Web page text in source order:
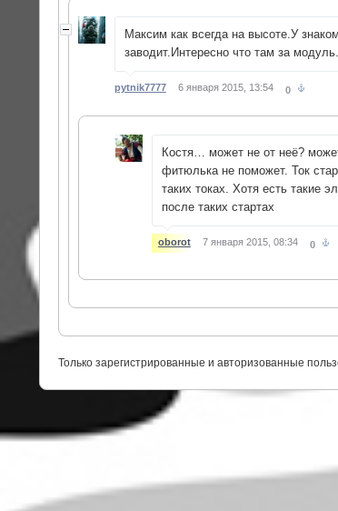
Максим как всегда на высоте.У
заводит.Интересно что там за модуль.
pytnik7777 6 января 2015, 13:54 0
Костя… может не от неё?
фитюлька не поможет. Ток
таких токах. Хотя есть такие
после таких стартах
oborot 7 января 2015, 08:34 0
Только зарегистрированные и авторизованные